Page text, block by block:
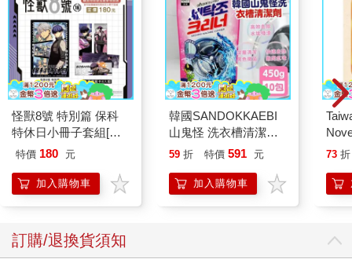
怪獸8號 特別篇 保科
特休日小冊子套組[限
加購]
特價 180 元
加入購物車
韓國SANDOKKAEBI
山鬼怪 洗衣槽清潔劑
450公克-10包組
59 折 特價 591 元
加入購物車
73 折
訂購/退換貨須知